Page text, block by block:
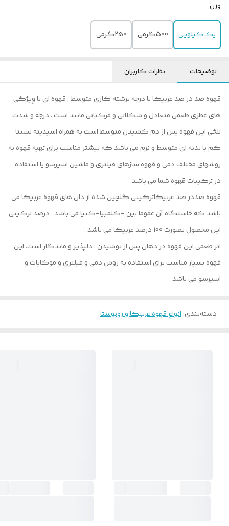
وزن
یک کیلویی 500گرمی 250گرمی
توضیحات نظرات کاربران
قهوه صد در صد عربیکا با درجه برشته کاری متوسط , قهوه ای با وِیژگی
های عطری طعمی متعادل و شکلاتی و مرکباتی مانند است . درجه و شدت
تلخی این قهوه پس از دم کشیدن متوسط است به همراه اسیدیته نسبتا
کم با بدنه ای متوسط و نرم می باشد که بیشتر مناسب برای تهیه قهوه به
روشهای مختلف دمی و قهوه سازهای فیلتری و ماشین اسپرسو یا استفاده
در ترکیبات قهوه شما می باشد.
قهوه صددر صد عربیکاترکیبی گلچین شده از دان های قهوه عربیکا می
باشد که خاستگاه آن عموما بین -کلمبیا-کنیا می باشد . درصد ترکیبی
این محصول بصورت 100 درصد عربیکا می باشد .
اثر طعمی این قهوه در دهان پس از نوشیدن ، دلپذیر و ماندگار است. این
قهوه بسیار مناسب برای استفاده به روش دمی و فیلتری و موکاپات و
اسپرسو می باشد
دسته‌بندی:انواع قهوه عربیکا و روبوستا